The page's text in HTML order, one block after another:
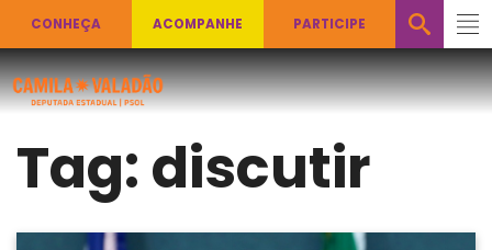
CONHEÇA ACOMPANHE PARTICIPE
Tag:discutir